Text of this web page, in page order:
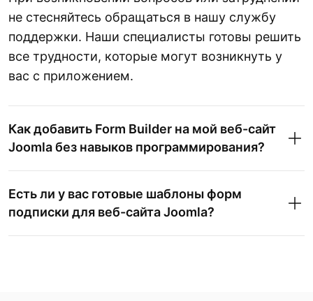
не стесняйтесь обращаться в нашу службу
поддержки. Наши специалисты готовы решить
все трудности, которые могут возникнуть у
вас с приложением.
Как добавить Form Builder на мой веб-сайт
Joomla без навыков программирования?
Есть ли у вас готовые шаблоны форм
подписки для веб-сайта Joomla?